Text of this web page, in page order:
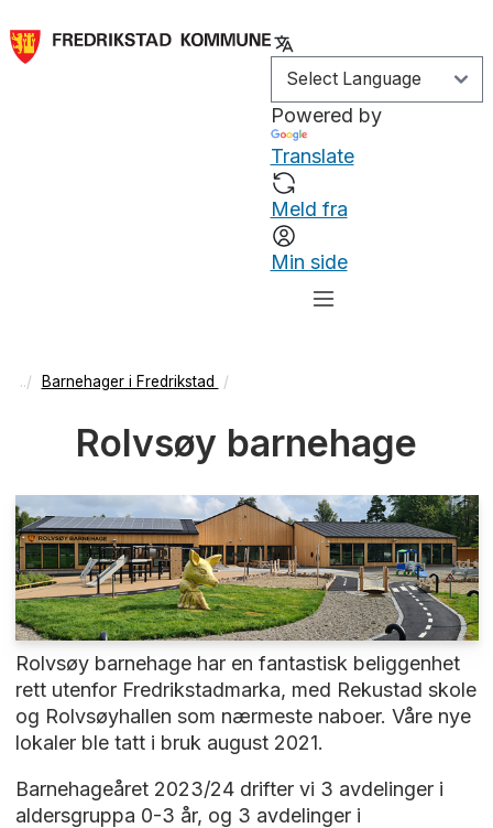
Powered by
Translate
Meld fra
Min side
Barnehager i Fredrikstad
Rolvsøy barnehage
Rolvsøy barnehage har en fantastisk beliggenhet
rett utenfor Fredrikstadmarka, med Rekustad skole
og Rolvsøyhallen som nærmeste naboer. Våre nye
lokaler ble tatt i bruk august 2021.
Barnehageåret 2023/24 drifter vi 3 avdelinger i
aldersgruppa 0-3 år, og 3 avdelinger i